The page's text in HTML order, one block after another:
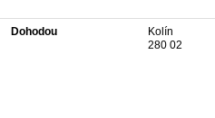
Dohodou
Kolín
280 02